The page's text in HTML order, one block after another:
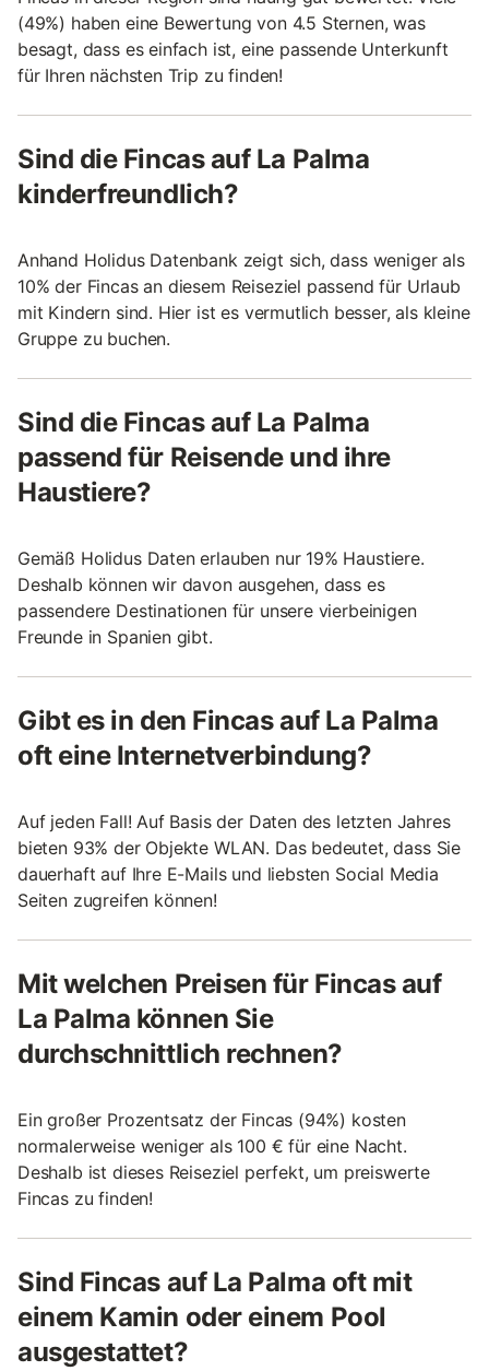
(49%) haben eine Bewertung von 4.5 Sternen, was
besagt, dass es einfach ist, eine passende Unterkunft
für Ihren nächsten Trip zu finden!
Sind die Fincas auf La Palma
kinderfreundlich?
Anhand Holidus Datenbank zeigt sich, dass weniger als
10% der Fincas an diesem Reiseziel passend für Urlaub
mit Kindern sind. Hier ist es vermutlich besser, als kleine
Gruppe zu buchen.
Sind die Fincas auf La Palma
passend für Reisende und ihre
Haustiere?
Gemäß Holidus Daten erlauben nur 19% Haustiere.
Deshalb können wir davon ausgehen, dass es
passendere Destinationen für unsere vierbeinigen
Freunde in Spanien gibt.
Gibt es in den Fincas auf La Palma
oft eine Internetverbindung?
Auf jeden Fall! Auf Basis der Daten des letzten Jahres
bieten 93% der Objekte WLAN. Das bedeutet, dass Sie
dauerhaft auf Ihre E-Mails und liebsten Social Media
Seiten zugreifen können!
Mit welchen Preisen für Fincas auf
La Palma können Sie
durchschnittlich rechnen?
Ein großer Prozentsatz der Fincas (94%) kosten
normalerweise weniger als 100 € für eine Nacht.
Deshalb ist dieses Reiseziel perfekt, um preiswerte
Fincas zu finden!
Sind Fincas auf La Palma oft mit
einem Kamin oder einem Pool
ausgestattet?